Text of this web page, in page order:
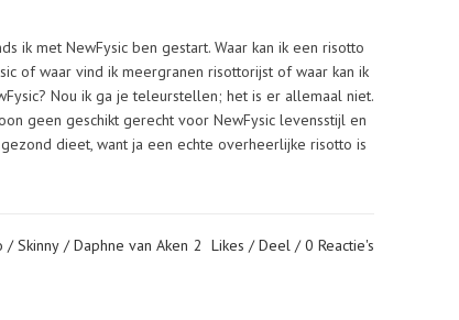
ik met NewFysic ben gestart. Waar kan ik een risotto
of waar vind ik meergranen risottorijst of waar kan ik
Nou ik ga je teleurstellen; het is er allemaal niet.
geen geschikt gerecht voor NewFysic levensstijl en
dieet, want ja een echte overheerlijke risotto is
/Skinny / Daphne van Aken 2 Likes Deel 0 Reactie's